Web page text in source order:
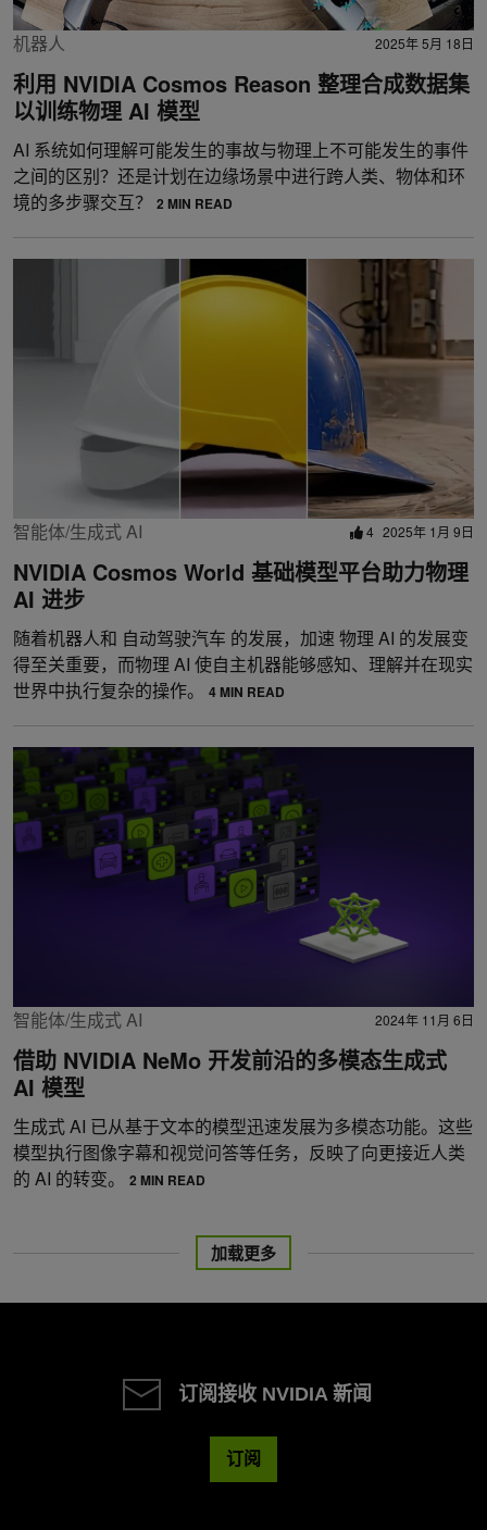
机器人 2025年 5月 18日
利用 NVIDIA Cosmos Reason 整理合成数据集
以训练物理 AI 模型
AI 系统如何理解可能发生的事故与物理上不可能发生的事件
之间的区别？还是计划在边缘场景中进行跨人类、物体和环
境的多步骤交互？
2 MIN READ
智能体/生成式 AI 4 2025年 1月 9日
NVIDIA Cosmos World 基础模型平台助力物理
AI 进步
随着机器人和 自动驾驶汽车 的发展，加速 物理 AI 的发展变
得至关重要，而物理 AI 使自主机器能够感知、理解并在现实
世界中执行复杂的操作。
4 MIN READ
智能体/生成式 AI 2024年 11月 6日
借助 NVIDIA NeMo 开发前沿的多模态生成式
AI 模型
生成式 AI 已从基于文本的模型迅速发展为多模态功能。这些
模型执行图像字幕和视觉问答等任务，反映了向更接近人类
的 AI 的转变。
2 MIN READ
加载更多
订阅接收 NVIDIA 新闻
订阅